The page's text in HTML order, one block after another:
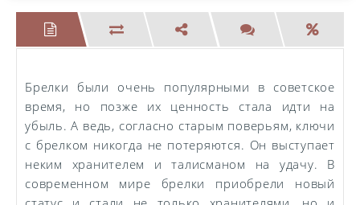
Брелки были очень популярными в советское
время, но позже их ценность стала идти на
убыль. А ведь, согласно старым поверьям, ключи
с брелком никогда не потеряются. Он выступает
неким хранителем и талисманом на удачу. В
современном мире брелки приобрели новый